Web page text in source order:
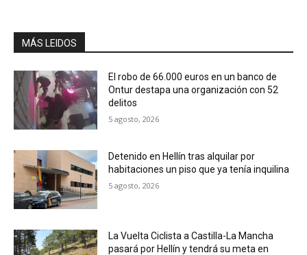
MÁS LEIDOS
El robo de 66.000 euros en un banco de
Ontur destapa una organización con 52
delitos
5 agosto, 2026
Detenido en Hellín tras alquilar por
habitaciones un piso que ya tenía inquilina
5 agosto, 2026
La Vuelta Ciclista a Castilla-La Mancha
pasará por Hellín y tendrá su meta en